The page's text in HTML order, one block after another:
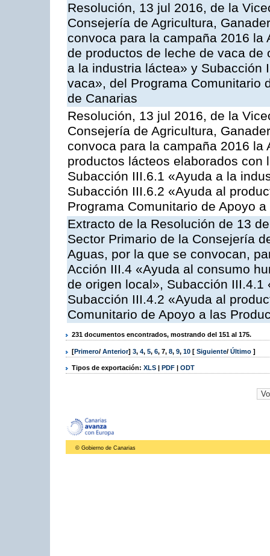
Resolución, 13 jul 2016, de la
Consejería de Agricultura,
convoca para la campaña 2016
de productos de leche de vaca
a la industria láctea» y Subacción
vaca», del Programa Comunitario
de Canarias
Resolución, 13 jul 2016, de la
Consejería de Agricultura,
convoca para la campaña 2016
productos lácteos elaborados
Subacción III.6.1 «Ayuda a la
Subacción III.6.2 «Ayuda al
Programa Comunitario de Apoyo
Extracto de la Resolución de 13
Sector Primario de la Consejería
Aguas, por la que se convocan,
Acción III.4 «Ayuda al consumo
de origen local», Subacción
Subacción III.4.2 «Ayuda al
Comunitario de Apoyo a las
231 documentos encontrados, mostrando del 151 al 175.
[Primero/ Anterior] 3, 4, 5, 6, 7, 8, 9, 10 [ Siguiente/ Último ]
Tipos de exportación: XLS | PDF | ODT
© Gobierno de Canarias